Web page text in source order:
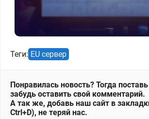
Теги: EU сервер
Понравилась новость? Тогда
забудь оставить свой комментарий.
А так же, добавь наш сайт в
Ctrl+D), не теряй нас.